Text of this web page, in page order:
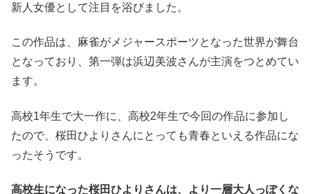
新人女優として注目を浴びました。
この作品は、麻雀がメジャースポーツとなった世界が舞台
となっており、第一弾は浜辺美波さんが主演をつとめてい
ます。
高校1年生で大一作に、高校2年生で今回の作品に参加し
たので、桜田ひよりさんにとっても青春といえる作品にな
ったそうです。
高校生になった桜田ひよりさんは、より一層大人っぽくな